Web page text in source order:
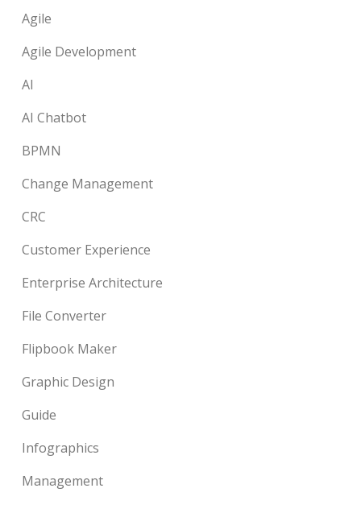
Agile
Agile Development
AI
AI Chatbot
BPMN
Change Management
CRC
Customer Experience
Enterprise Architecture
File Converter
Flipbook Maker
Graphic Design
Guide
Infographics
Management